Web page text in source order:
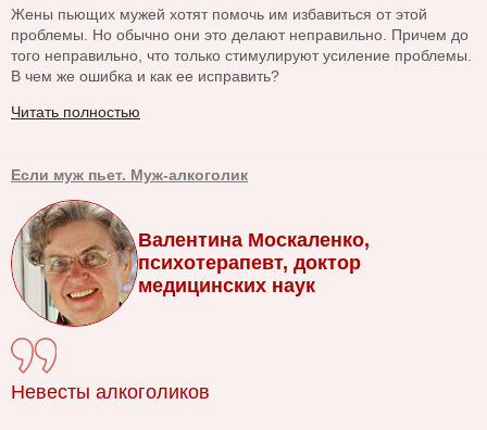
Жены пьющих мужей хотят помочь им избавиться от этой
проблемы. Но обычно они это делают неправильно. Причем до
того неправильно, что только стимулируют усиление проблемы.
В чем же ошибка и как ее исправить?
Читать полностью
Если муж пьет. Муж-алкоголик
Валентина Москаленко,
психотерапевт, доктор
медицинских наук
Невесты алкоголиков